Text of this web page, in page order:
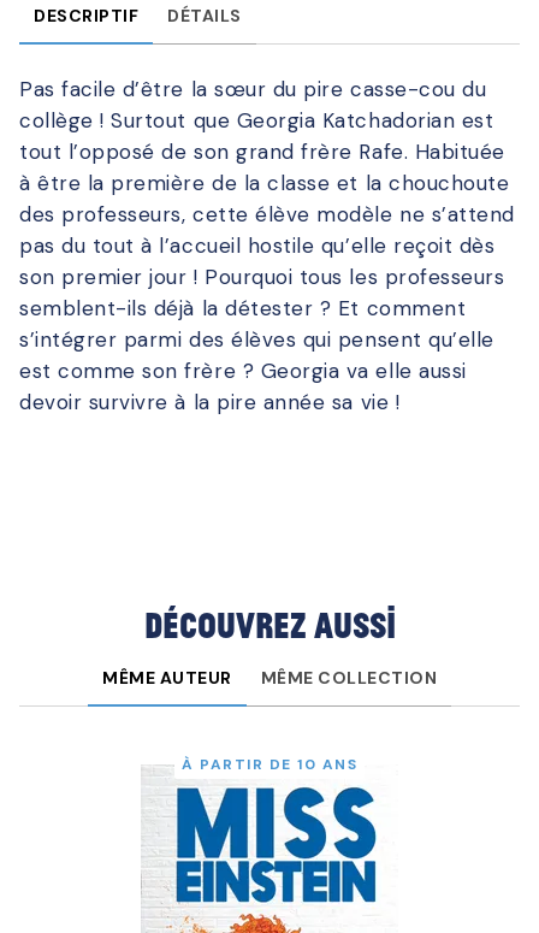
DESCRIPTIF DÉTAILS
Pas facile d’être la sœur du pire casse-cou du
collège ! Surtout que Georgia Katchadorian est
tout l’opposé de son grand frère Rafe. Habituée
à être la première de la classe et la chouchoute
des professeurs, cette élève modèle ne s’attend
pas du tout à l’accueil hostile qu’elle reçoit dès
son premier jour ! Pourquoi tous les professeurs
semblent-ils déjà la détester ? Et comment
s’intégrer parmi des élèves qui pensent qu’elle
est comme son frère ? Georgia va elle aussi
devoir survivre à la pire année sa vie !
Découvrez aussi
MÊME AUTEUR MÊME COLLECTION
À PARTIR DE 10 ANS